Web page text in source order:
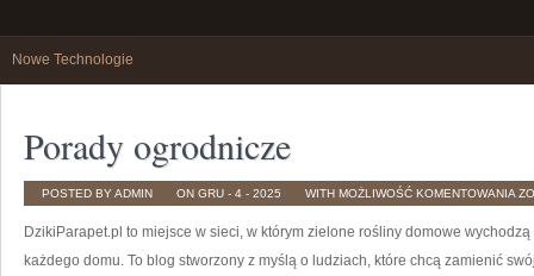
Nowe Technologie
Porady ogrodnicze
POSTED BY ADMIN ON GRU - 4 - 2025 WITH MOŻLIWOŚĆ KOMENTOWANIA
DzikiParapet.pl to miejsce w sieci, w którym zielone rośliny domowe
każdego domu. To blog stworzony z myślą o ludziach, które chcą zamienić